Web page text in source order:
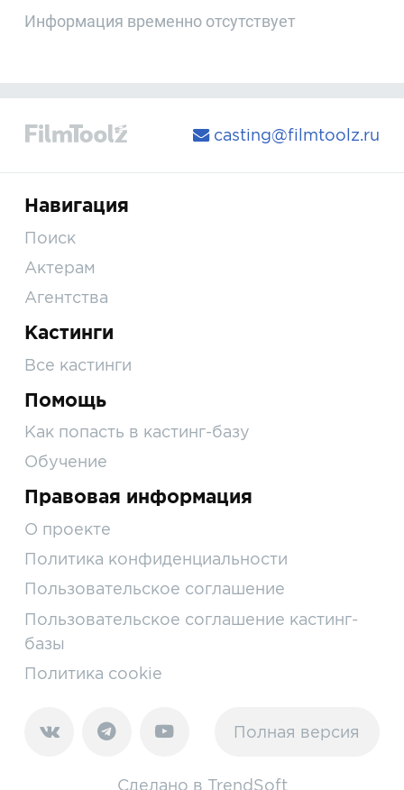
Информация временно отсутствует
casting@filmtoolz.ru
Навигация
Поиск
Актерам
Агентства
Кастинги
Все кастинги
Помощь
Как попасть в кастинг-базу
Обучение
Правовая информация
О проекте
Политика конфиденциальности
Пользовательское соглашение
Пользовательское соглашение кастинг-
базы
Политика cookie
Полная версия
Сделано в TrendSoft